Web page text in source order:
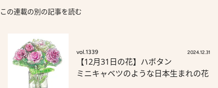
この連載の別の記事を読む
vol.1339 2024.12.31
【12月31日の花】ハボタン
ミニキャベツのような日本生まれの花